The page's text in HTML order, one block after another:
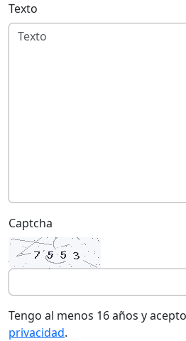
Texto
Captcha
Tengo al menos 16 años y
privacidad.